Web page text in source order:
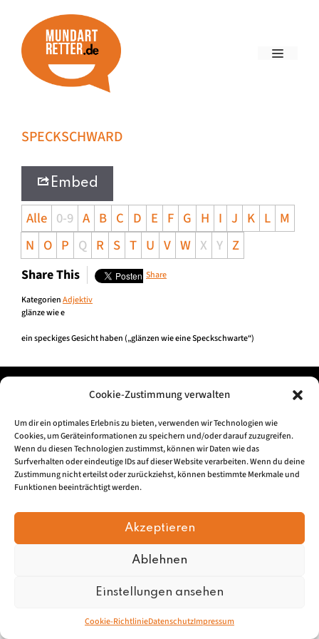
Cookie-Zustimmung verwalten
Um dir ein optimales Erlebnis zu bieten, verwenden wir Technologien wie
Cookies, um Geräteinformationen zu speichern und/oder darauf zuzugreifen.
Wenn du diesen Technologien zustimmst, können wir Daten wie das
Surfverhalten oder eindeutige IDs auf dieser Website verarbeiten. Wenn du deine
Zustimmung nicht erteilst oder zurückziehst, können bestimmte Merkmale und
Funktionen beeinträchtigt werden.
Akzeptieren
Ablehnen
Einstellungen ansehen
Cookie-RichtlinieDatenschutzImpressum
SPECKSCHWARD
Embed
Alle 0-9 A B C D E F G H I J K L M
N O P Q R S T U V W X Y Z
Share This Share
KategorienAdjektiv
glänze wie e
ein speckiges Gesicht haben („glänzen wie eine Speckschwarte“)
Impressum tz
© 2026, Mundartretter.de